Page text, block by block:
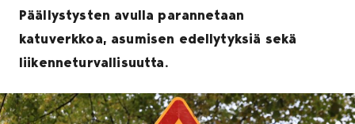
Päällystysten avulla parannetaan
katuverkkoa, asumisen edellytyksiä sekä
liikenneturvallisuutta.